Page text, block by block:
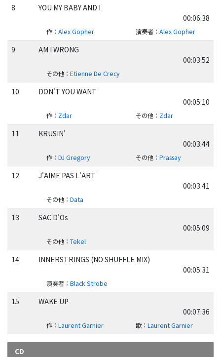
8
YOU MY BABY AND I
00:06:38
作： Alex Gopher 演奏者： Alex Gopher
9
AM I WRONG
00:03:52
その他： Etienne De Crecy
10
DON'T YOU WANT
00:05:10
作： Zdar その他： Zdar
11
KRUSIN'
00:03:44
作： DJ Gregory その他： Prassay
12
J'AIME PAS L'ART
00:03:41
その他： Data
13
SAC D'Os
00:05:09
その他： Tekel
14
INNERSTRINGS (NO SHUFFLE MIX)
00:05:31
演奏者： Black Strobe
15
WAKE UP
00:07:36
作： Laurent Garnier 歌： Laurent Garnier
CD